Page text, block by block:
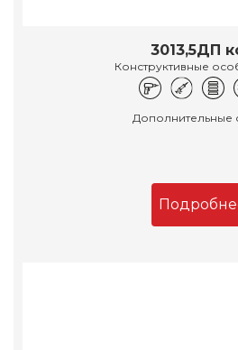
3013,5ДП
Конструктивные
Дополнительные